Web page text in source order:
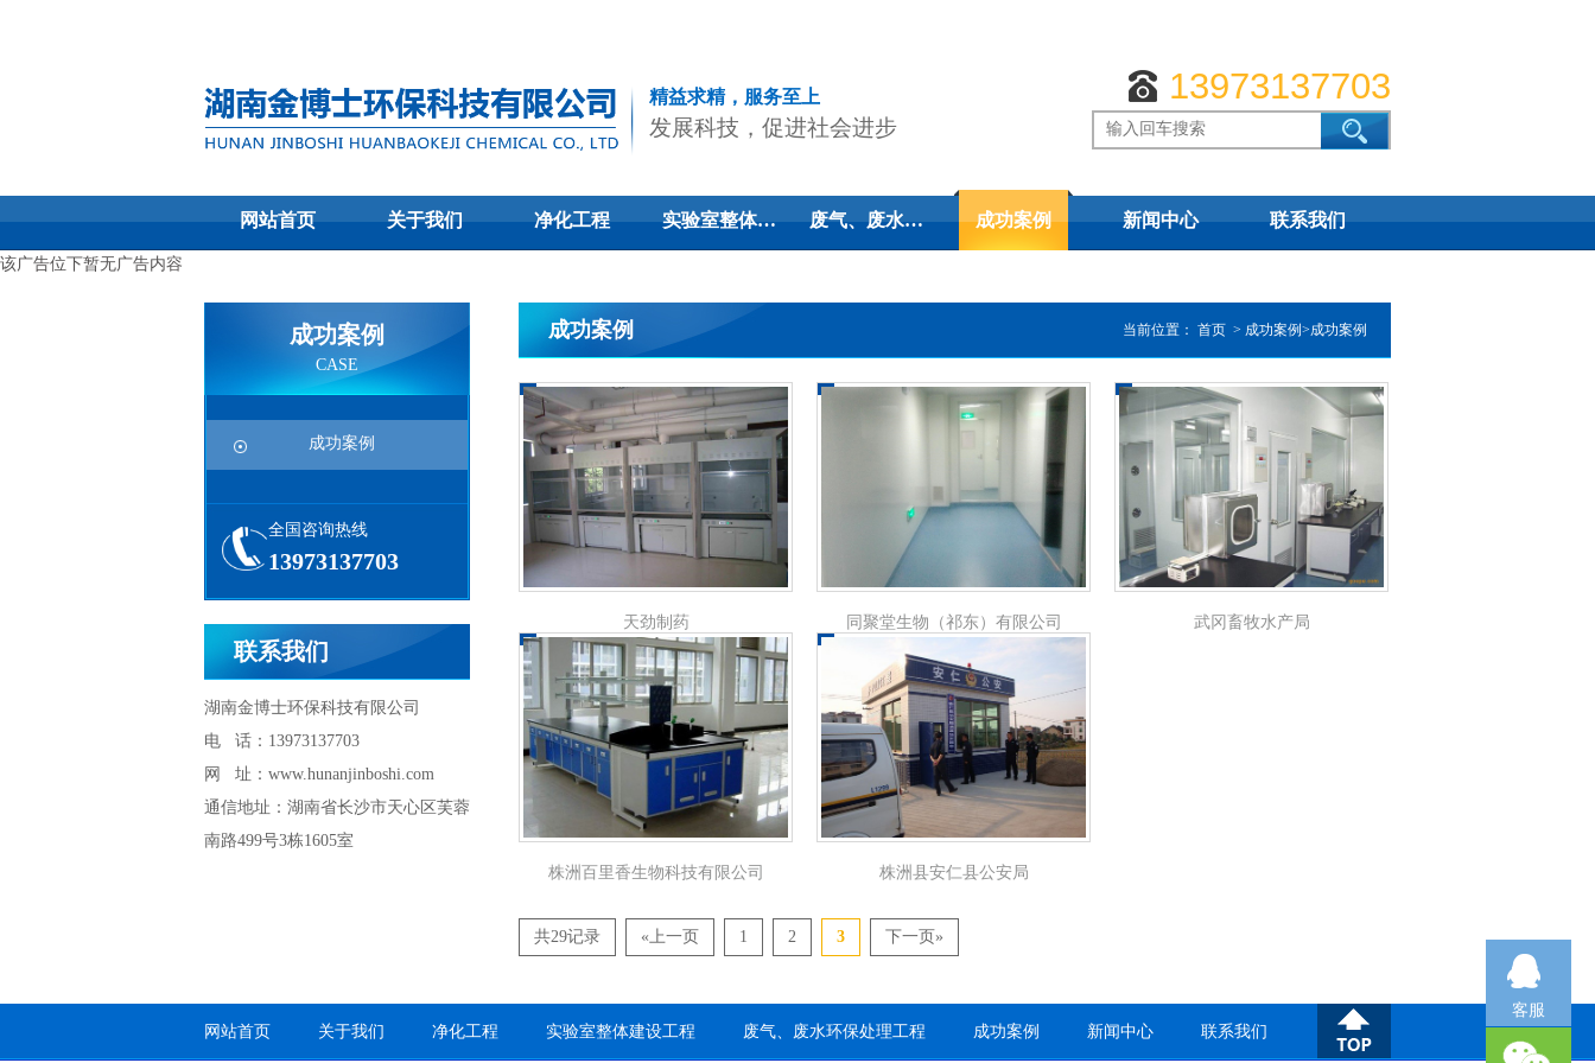
13973137703
精益求精，服务至上
发展科技，促进社会进步
网站首页 关于我们 净化工程 实验室整体… 废气、废水… 成功案例 新闻中心 联系我们
该广告位下暂无广告内容
成功案例
CASE
成功案例
全国咨询热线
13973137703
联系我们
湖南金博士环保科技有限公司
电 话：13973137703
网 址：www.hunanjinboshi.com
通信地址：湖南省长沙市天心区芙蓉
南路499号3栋1605室
成功案例 当前位置： 首页 > 成功案例>成功案例
天劲制药 同聚堂生物（祁东）有限公司 武冈畜牧水产局
株洲百里香生物科技有限公司 株洲县安仁县公安局
共29记录 «上一页 1 2 3 下一页»
网站首页 关于我们 净化工程 实验室整体建设工程 废气、废水环保处理工程 成功案例 新闻中心 联系我们
客服